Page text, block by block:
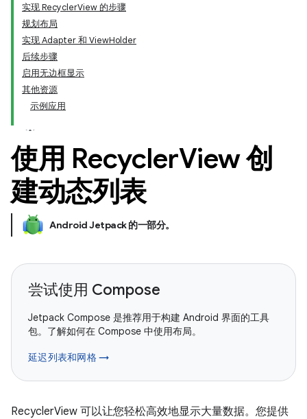
实现 RecyclerView 的步骤
规划布局
实现 Adapter 和 ViewHolder
后续步骤
启用无边框显示
其他资源
示例应用
使用 RecyclerView 创
建动态列表
Android Jetpack 的一部分。
尝试使用 Compose
Jetpack Compose 是推荐用于构建 Android 界面的工具
包。了解如何在 Compose 中使用布局。
延迟列表和网格 →
RecyclerView 可以让您轻松高效地显示大量数据。您提供